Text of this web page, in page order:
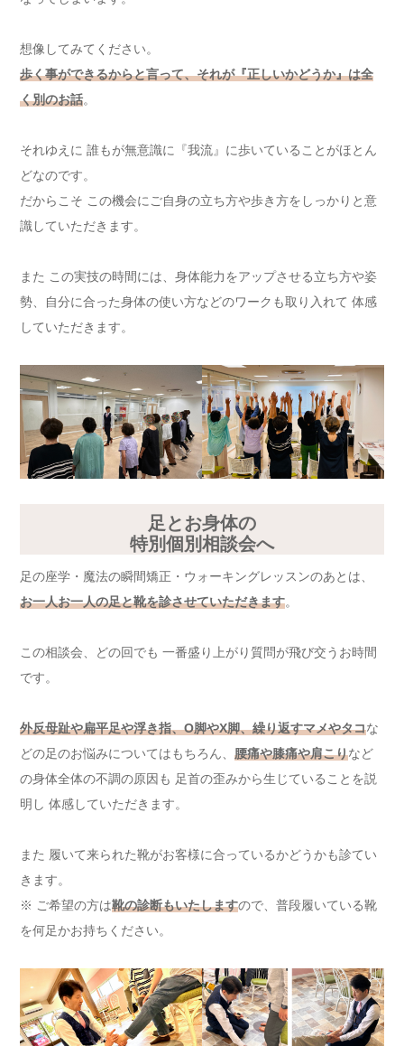
想像してみてください。
歩く事ができるからと言って、それが『正しいかどうか』は全
く別のお話。
それゆえに 誰もが無意識に『我流』に歩いていることがほとん
どなのです。
だからこそ この機会にご自身の立ち方や歩き方をしっかりと意
識していただきます。
また この実技の時間には、身体能力をアップさせる立ち方や姿
勢、自分に合った身体の使い方などのワークも取り入れて 体感
していただきます。
足とお身体の
特別個別相談会へ
足の座学・魔法の瞬間矯正・ウォーキングレッスンのあとは、
お一人お一人の足と靴を診させていただきます。
この相談会、どの回でも 一番盛り上がり質問が飛び交うお時間
です。
外反母趾や扁平足や浮き指、O脚やX脚、繰り返すマメやタコな
どの足のお悩みについてはもちろん、 腰痛や膝痛や肩こりなど
の身体全体の不調の原因も 足首の歪みから生じていることを説
明し 体感していただきます。
また 履いて来られた靴がお客様に合っているかどうかも診てい
きます。
※ ご希望の方は靴の診断もいたしますので、普段履いている靴
を何足かお持ちください。